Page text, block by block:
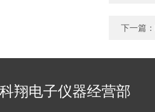
下一篇：
翔电子仪器经营部